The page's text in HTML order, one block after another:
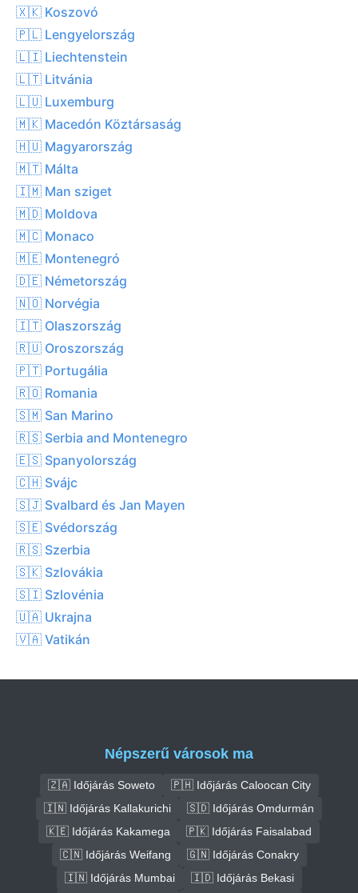
🇽🇰 Koszovó
🇵🇱 Lengyelország
🇱🇮 Liechtenstein
🇱🇹 Litvánia
🇱🇺 Luxemburg
🇲🇰 Macedón Köztársaság
🇭🇺 Magyarország
🇲🇹 Málta
🇮🇲 Man sziget
🇲🇩 Moldova
🇲🇨 Monaco
🇲🇪 Montenegró
🇩🇪 Németország
🇳🇴 Norvégia
🇮🇹 Olaszország
🇷🇺 Oroszország
🇵🇹 Portugália
🇷🇴 Romania
🇸🇲 San Marino
🇷🇸 Serbia and Montenegro
🇪🇸 Spanyolország
🇨🇭 Svájc
🇸🇯 Svalbard és Jan Mayen
🇸🇪 Svédország
🇷🇸 Szerbia
🇸🇰 Szlovákia
🇸🇮 Szlovénia
🇺🇦 Ukrajna
🇻🇦 Vatikán
Népszerű városok ma
🇿🇦 Időjárás Soweto
🇵🇭 Időjárás Caloocan City
🇮🇳 Időjárás Kallakurichi
🇸🇩 Időjárás Omdurmán
🇰🇪 Időjárás Kakamega
🇵🇰 Időjárás Faisalabad
🇨🇳 Időjárás Weifang
🇬🇳 Időjárás Conakry
🇮🇳 Időjárás Mumbai
🇮🇩 Időjárás Bekasi